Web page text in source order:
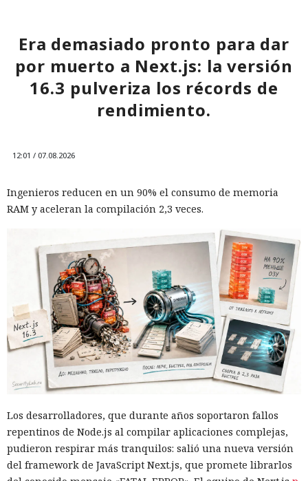
Era demasiado pronto para dar
por muerto a Next.js: la versión
16.3 pulveriza los récords de
rendimiento.
12:01 / 07.08.2026
Ingenieros reducen en un 90% el consumo de memoria
RAM y aceleran la compilación 2,3 veces.
Los desarrolladores, que durante años soportaron fallos
repentinos de Node.js al compilar aplicaciones complejas,
pudieron respirar más tranquilos: salió una nueva versión
del framework de JavaScript Next.js, que promete librarlos